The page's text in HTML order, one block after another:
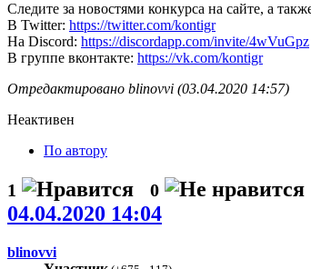
Следите за новостями конкурса на сайте, а
В Twitter: https://twitter.com/kontigr
На Discord: https://discordapp.com/invite/4wVuGpz
В группе вконтакте: https://vk.com/kontigr
Отредактировано blinovvi (03.04.2020 14:57)
Неактивен
По автору
1 0
04.04.2020 14:04
blinovvi